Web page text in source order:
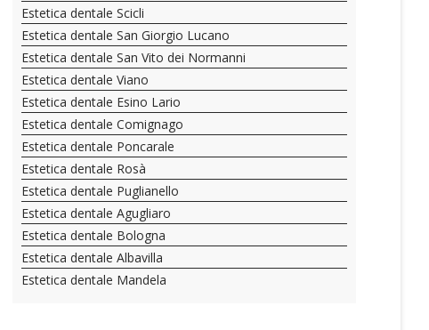
Estetica dentale Scicli
Estetica dentale San Giorgio Lucano
Estetica dentale San Vito dei Normanni
Estetica dentale Viano
Estetica dentale Esino Lario
Estetica dentale Comignago
Estetica dentale Poncarale
Estetica dentale Rosà
Estetica dentale Puglianello
Estetica dentale Agugliaro
Estetica dentale Bologna
Estetica dentale Albavilla
Estetica dentale Mandela